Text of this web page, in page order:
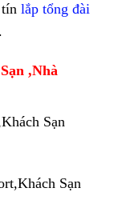
tín lắp tổng đài
,Nhà
Sạn
Sạn